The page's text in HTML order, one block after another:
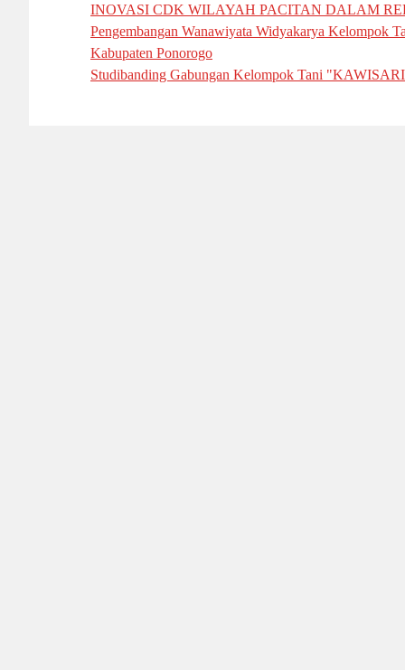
INOVASI CDK WILAYAH PACITAN DALAM
Pengembangan Wanawiyata Widyakarya Kelompok
Kabupaten Ponorogo
Studibanding Gabungan Kelompok Tani